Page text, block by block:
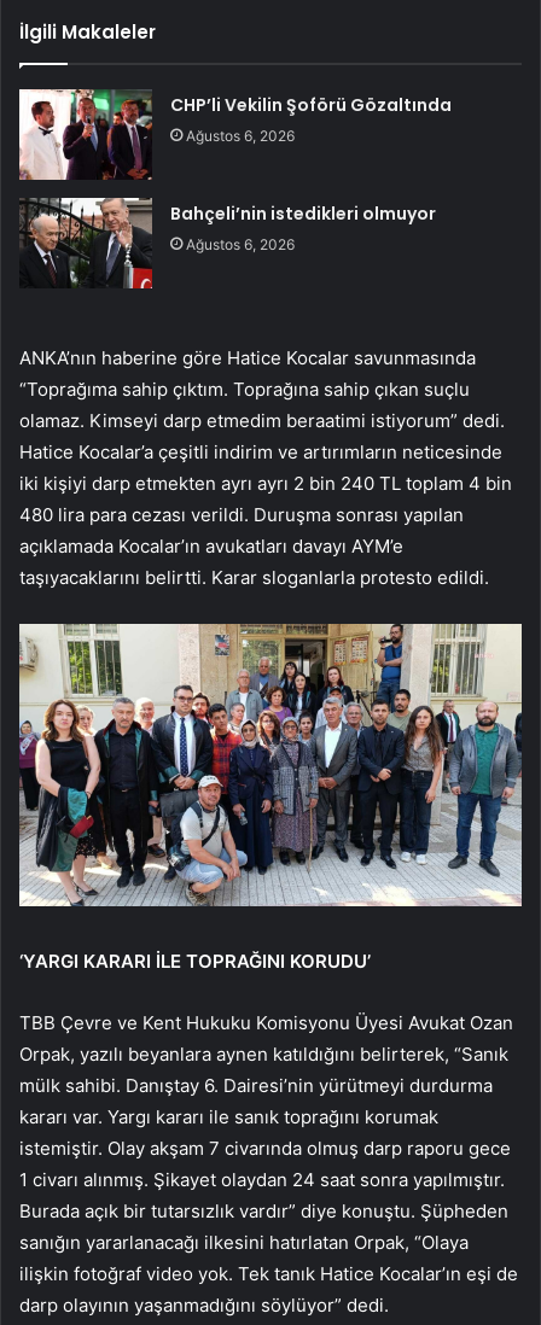
İlgili Makaleler
CHP’li Vekilin Şoförü Gözaltında
Ağustos 6, 2026
Bahçeli’nin istedikleri olmuyor
Ağustos 6, 2026
ANKA’nın haberine göre Hatice Kocalar savunmasında
“Toprağıma sahip çıktım. Toprağına sahip çıkan suçlu
olamaz. Kimseyi darp etmedim beraatimi istiyorum” dedi.
Hatice Kocalar’a çeşitli indirim ve artırımların neticesinde
iki kişiyi darp etmekten ayrı ayrı 2 bin 240 TL toplam 4 bin
480 lira para cezası verildi. Duruşma sonrası yapılan
açıklamada Kocalar’ın avukatları davayı AYM’e
taşıyacaklarını belirtti. Karar sloganlarla protesto edildi.
‘YARGI KARARI İLE TOPRAĞINI KORUDU’
TBB Çevre ve Kent Hukuku Komisyonu Üyesi Avukat Ozan
Orpak, yazılı beyanlara aynen katıldığını belirterek, “Sanık
mülk sahibi. Danıştay 6. Dairesi’nin yürütmeyi durdurma
kararı var. Yargı kararı ile sanık toprağını korumak
istemiştir. Olay akşam 7 civarında olmuş darp raporu gece
1 civarı alınmış. Şikayet olaydan 24 saat sonra yapılmıştır.
Burada açık bir tutarsızlık vardır” diye konuştu. Şüpheden
sanığın yararlanacağı ilkesini hatırlatan Orpak, “Olaya
ilişkin fotoğraf video yok. Tek tanık Hatice Kocalar’ın eşi de
darp olayının yaşanmadığını söylüyor” dedi.